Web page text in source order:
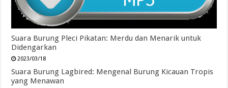
Suara Burung Pleci Pikatan: Merdu dan Menarik untuk
Didengarkan
2023/03/18
Suara Burung Lagbired: Mengenal Burung Kicauan Tropis
yang Menawan